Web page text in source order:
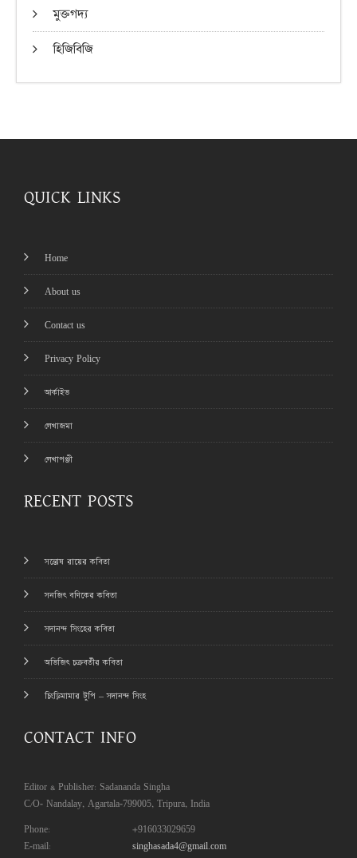
মুক্তগদ্য
হিজিবিজি
QUICK LINKS
Home
About us
Contact us
Privacy Policy
আর্কাইভ
লেখাজমা
লেখাপঞ্জী
RECENT POSTS
সন্তোষ রায়ের কবিতা
সনজিৎ বণিকের কবিতা
সদানন্দ সিংহের কবিতা
অভিজিৎ চক্রবর্তীর কবিতা
চিংড়িমামার টুপি – সদানন্দ সিংহ
CONTACT INFO
Editor & Publisher: Sadananda Singha
C/O- Nandalay, Agartala-799005, Tripura, India
Phone:
+916033029659
E-mail:
singhasada4@gmail.com